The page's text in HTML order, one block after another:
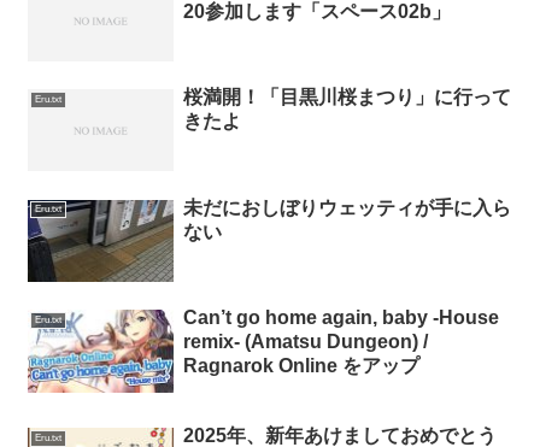
20参加します「スペース02b」
Eru.txt
桜満開！「目黒川桜まつり」に行って
きたよ
Eru.txt
未だにおしぼりウェッティが手に入ら
ない
Eru.txt
Can’t go home again, baby -House
remix- (Amatsu Dungeon) /
Ragnarok Online をアップ
Eru.txt
2025年、新年あけましておめでとう